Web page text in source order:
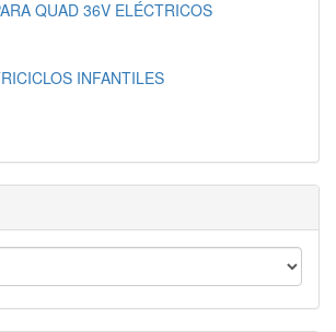
QUAD 36V ELÉCTRICOS
INFANTILES